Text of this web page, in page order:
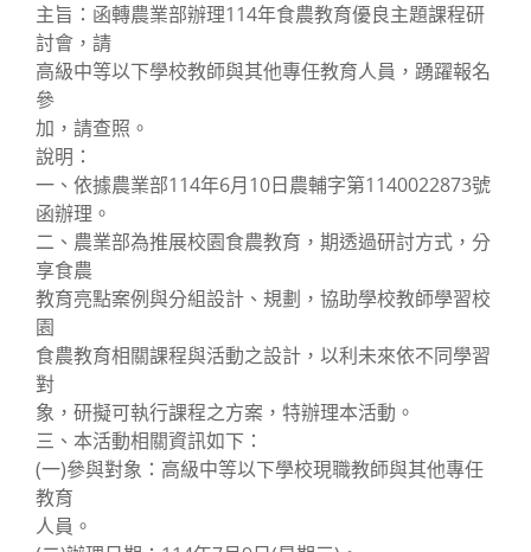
主旨：函轉農業部辦理114年食農教育優良主題課程研
討會，請
高級中等以下學校教師與其他專任教育人員，踴躍報名
參
加，請查照。
說明：
一、依據農業部114年6月10日農輔字第1140022873號
函辦理。
二、農業部為推展校園食農教育，期透過研討方式，分
享食農
教育亮點案例與分組設計、規劃，協助學校教師學習校
園
食農教育相關課程與活動之設計，以利未來依不同學習
對
象，研擬可執行課程之方案，特辦理本活動。
三、本活動相關資訊如下：
(一)參與對象：高級中等以下學校現職教師與其他專任
教育
人員。